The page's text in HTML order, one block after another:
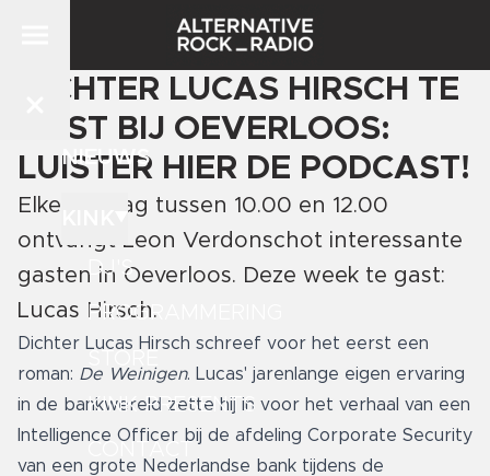
NIEUWS
DJ'S
PROGRAMMERING
KINK PRESENTS
DICHTER LUCAS HIRSCH TE
GAST BIJ OEVERLOOS:
LUISTER HIER DE PODCAST!
Elke zondag tussen 10.00 en 12.00
ontvangt Leon Verdonschot interessante
gasten in Oeverloos. Deze week te gast:
Lucas Hirsch.
Dichter Lucas Hirsch schreef voor het eerst een
roman: De Weinigen. Lucas' jarenlange eigen ervaring
in de bankwereld zette hij in voor het verhaal van een
Intelligence Officer bij de afdeling Corporate Security
van een grote Nederlandse bank tijdens de